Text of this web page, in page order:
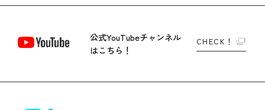
公式YouTubeチャンネル
はこちら！
CHECK！